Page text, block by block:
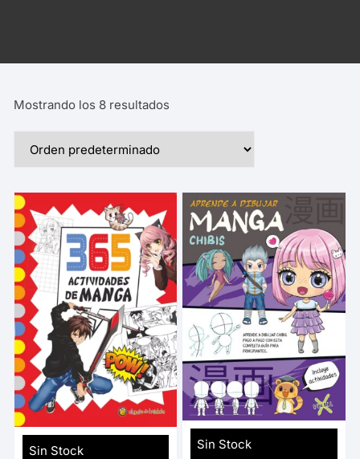
Mostrando los 8 resultados
Sin Stock Sin Stock